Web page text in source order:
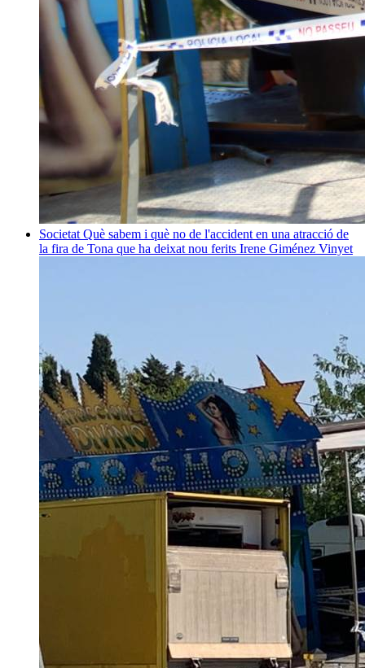
Societat Què sabem i què no de l'accident en una atracció de
la fira de Tona que ha deixat nou ferits Irene Giménez Vinyet